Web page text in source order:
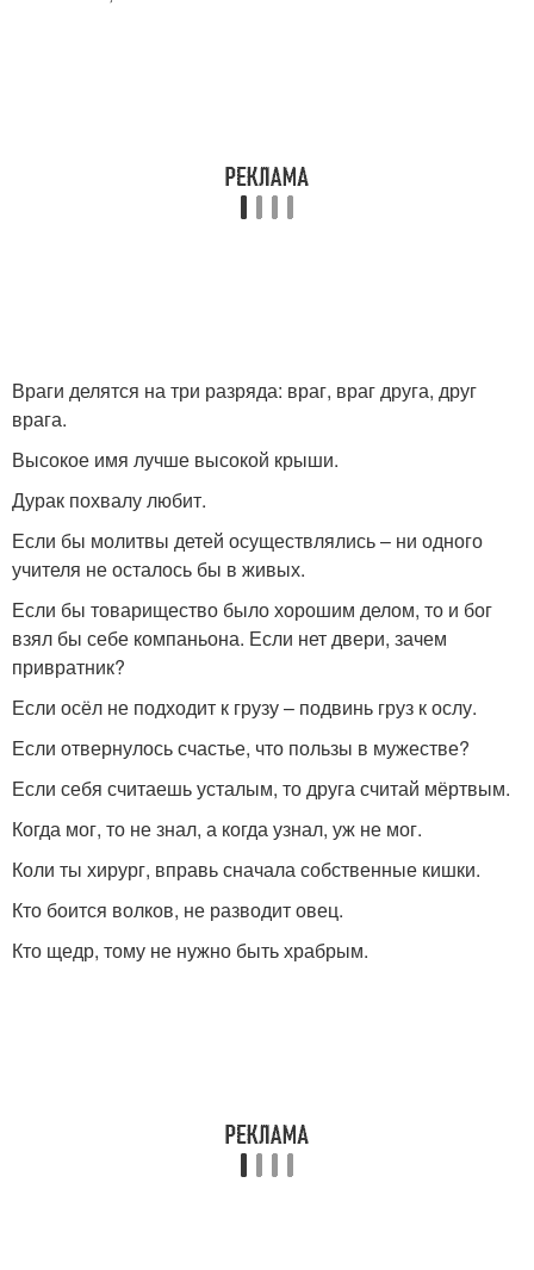
Враги делятся на три разряда: враг, враг друга, друг
врага.
Высокое имя лучше высокой крыши.
Дурак похвалу любит.
Если бы молитвы детей осуществлялись – ни одного
учителя не осталось бы в живых.
Если бы товарищество было хорошим делом, то и бог
взял бы себе компаньона. Если нет двери, зачем
привратник?
Если осёл не подходит к грузу – подвинь груз к ослу.
Если отвернулось счастье, что пользы в мужестве?
Если себя считаешь усталым, то друга считай мёртвым.
Когда мог, то не знал, а когда узнал, уж не мог.
Коли ты хирург, вправь сначала собственные кишки.
Кто боится волков, не разводит овец.
Кто щедр, тому не нужно быть храбрым.